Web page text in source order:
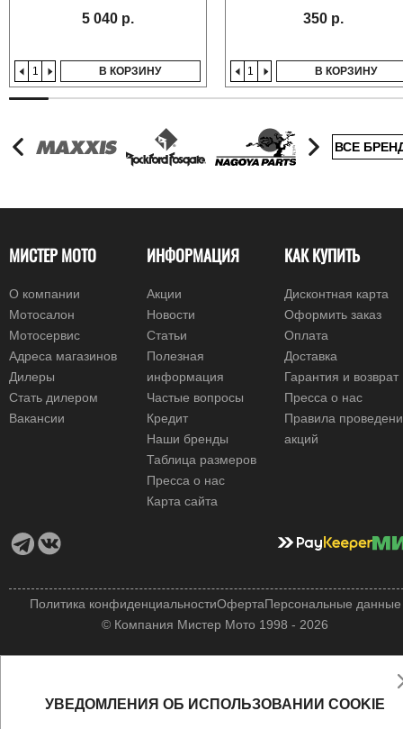
5 040 р.
В КОРЗИНУ
350 р.
В КОРЗИНУ
ВСЕ
МИСТЕР МОТО
О компании
Мотосалон
Мотосервис
Адреса магазинов
Дилеры
Стать дилером
Вакансии
ИНФОРМАЦИЯ
Акции
Новости
Статьи
Полезная
информация
Частые вопросы
Кредит
Наши бренды
Таблица размеров
Пресса о нас
Карта сайта
КАК КУПИТЬ
Дисконтная карта
Оформить заказ
Оплата
Доставка
Гарантия и возврат
Пресса о нас
Правила
акций
© Компания Мистер Мото 1998 - 2026
Политика конфиденциальностиОфертаПерсональные данные
УВЕДОМЛЕНИЯ ОБ ИСПОЛЬЗОВАНИИ COOKIE